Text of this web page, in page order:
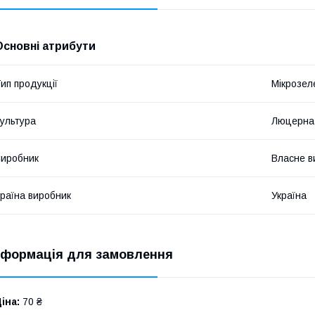
атрибути
продукції
Люцерна
Власне
виробник Україна
для замовлення
70 ₴